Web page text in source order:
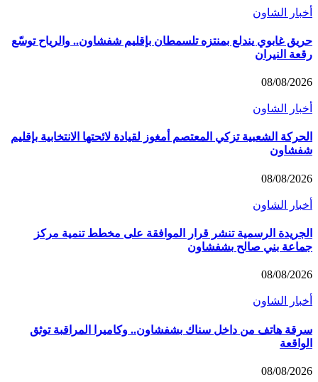
أخبار الشاون
حريق غابوي يندلع بمنتزه تلسمطان بإقليم شفشاون.. والرياح توسّع
رقعة النيران
08/08/2026
أخبار الشاون
الحركة الشعبية تزكي المعتصم أمغوز لقيادة لائحتها الانتخابية بإقليم
شفشاون
08/08/2026
أخبار الشاون
الجريدة الرسمية تنشر قرار الموافقة على مخطط تنمية مركز
جماعة بني صالح بشفشاون
08/08/2026
أخبار الشاون
سرقة هاتف من داخل سناك بشفشاون.. وكاميرا المراقبة توثق
الواقعة
08/08/2026